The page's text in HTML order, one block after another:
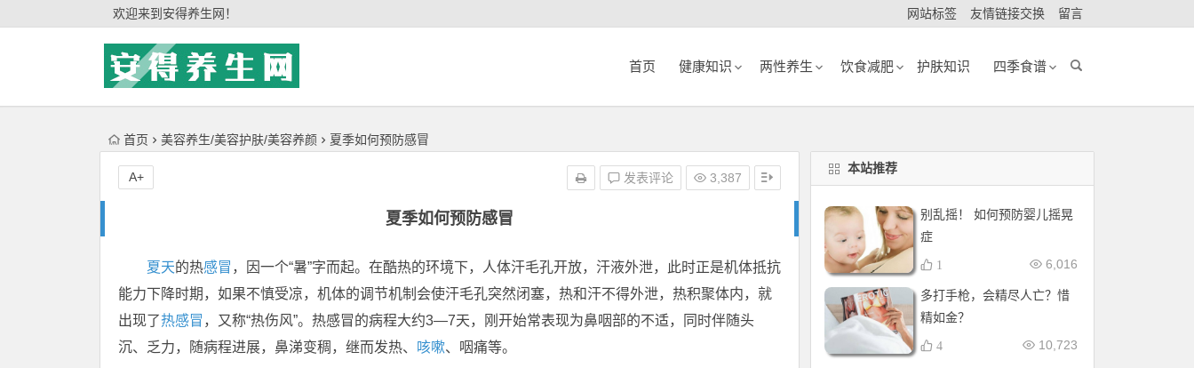
欢迎来到安得养生网！ 网站标签 友情链接交换 留言
首页 健康知识 两性养生 饮食减肥 护肤知识 四季食谱
首页 美容养生/美容护肤/美容养颜 夏季如何预防感冒
夏季如何预防感冒
发表评论 3,387
A+
夏天的热感冒 ，因一个“暑”字而起。在酷热的环境下，人体汗毛孔开放，汗液外泄，此时正是机体抵抗
能力下降时期，如果不慎受凉，机体的调节机制会使汗毛孔突然闭塞，热和汗不得外泄，热积聚体内，就
出现了热感冒 ，又称“热伤风”。热感冒的病程大约3—7天，刚开始常表现为鼻咽部的不适，同时伴随头
沉、乏力，随病程进展，鼻涕变稠，继而发热、
咳嗽、咽痛等。
本站推荐
别乱摇！ 如何预防婴儿摇晃
症
6,016
1
多打手枪，会精尽人亡？惜
精如金？
10,723
4